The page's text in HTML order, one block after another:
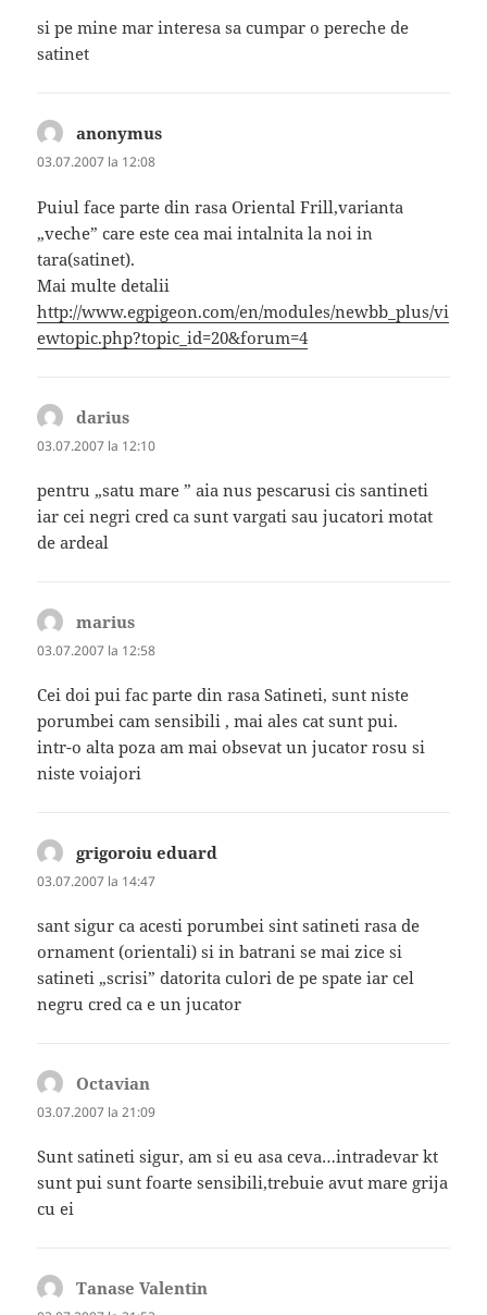
si pe mine mar interesa sa cumpar o pereche de
satinet
anonymus
03.07.2007 la 12:08
Puiul face parte din rasa Oriental Frill,varianta
„veche” care este cea mai intalnita la noi in
tara(satinet).
Mai multe detalii
http://www.egpigeon.com/en/modules/newbb_plus/vi
ewtopic.php?topic_id=20&forum=4
darius
03.07.2007 la 12:10
pentru „satu mare ” aia nus pescarusi cis santineti
iar cei negri cred ca sunt vargati sau jucatori motat
de ardeal
marius
03.07.2007 la 12:58
Cei doi pui fac parte din rasa Satineti, sunt niste
porumbei cam sensibili , mai ales cat sunt pui.
intr-o alta poza am mai obsevat un jucator rosu si
niste voiajori
grigoroiu eduard
03.07.2007 la 14:47
sant sigur ca acesti porumbei sint satineti rasa de
ornament (orientali) si in batrani se mai zice si
satineti „scrisi” datorita culori de pe spate iar cel
negru cred ca e un jucator
Octavian
03.07.2007 la 21:09
Sunt satineti sigur, am si eu asa ceva…intradevar kt
sunt pui sunt foarte sensibili,trebuie avut mare grija
cu ei
Tanase Valentin